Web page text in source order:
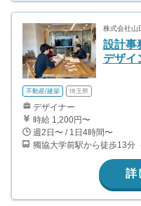
株式会社山
設計事
デザイ
不動産/建築 埼玉県
デザイナー
時給 1,200円〜
週2日〜 / 1日4時間〜
詳